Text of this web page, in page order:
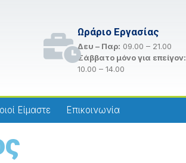
Ωράριο Εργασίας
Δευ – Παρ: 09.00 – 21.00
Σάββατο μόνο για επείγον:
10.00 – 14.00
Είμαστε Επικοινωνία